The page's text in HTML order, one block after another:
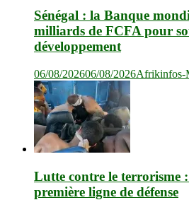
Sénégal : la Banque
milliards de FCFA pour
développement
06/08/202606/08/2026Afrikinfos-
Lutte contre le terrorisme
première ligne de défense